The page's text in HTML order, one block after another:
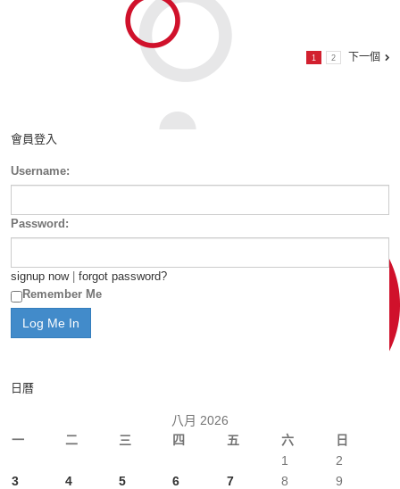
1 2 下一個
會員登入
Username:
Password:
signup now| forgot password?
Remember Me
日曆
八月 2026
一
二 三 四 五 六 日
1
2
3
4 5 6 7 8
9